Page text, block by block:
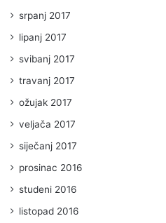
srpanj 2017
lipanj 2017
svibanj 2017
travanj 2017
ožujak 2017
veljača 2017
siječanj 2017
prosinac 2016
studeni 2016
listopad 2016